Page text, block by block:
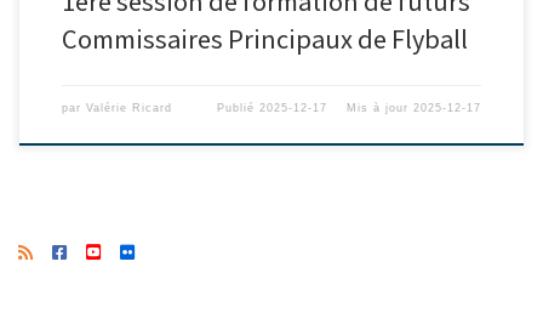
Commissaires Principaux de Flyball
par Valérie Ricard Publié 2025-12-17 Mis à jour 2025-12-17